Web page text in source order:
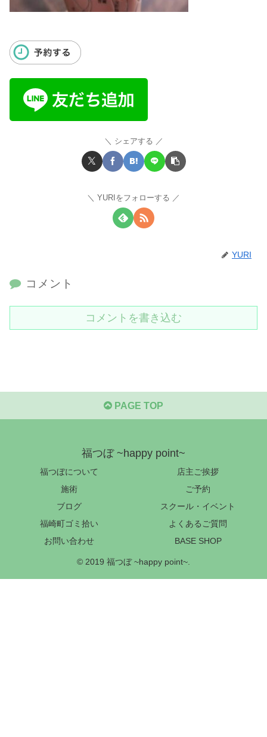
シェアする
YURIをフォローする
YURI
コメント
コメントを書き込む
PAGE TOP
福つぼ ~happy point~
福つぼについて
店主ご挨拶
施術
ご予約
ブログ
スクール・イベント
福崎町ゴミ拾い
よくあるご質問
お問い合わせ
BASE SHOP
© 2019 福つぼ ~happy point~.